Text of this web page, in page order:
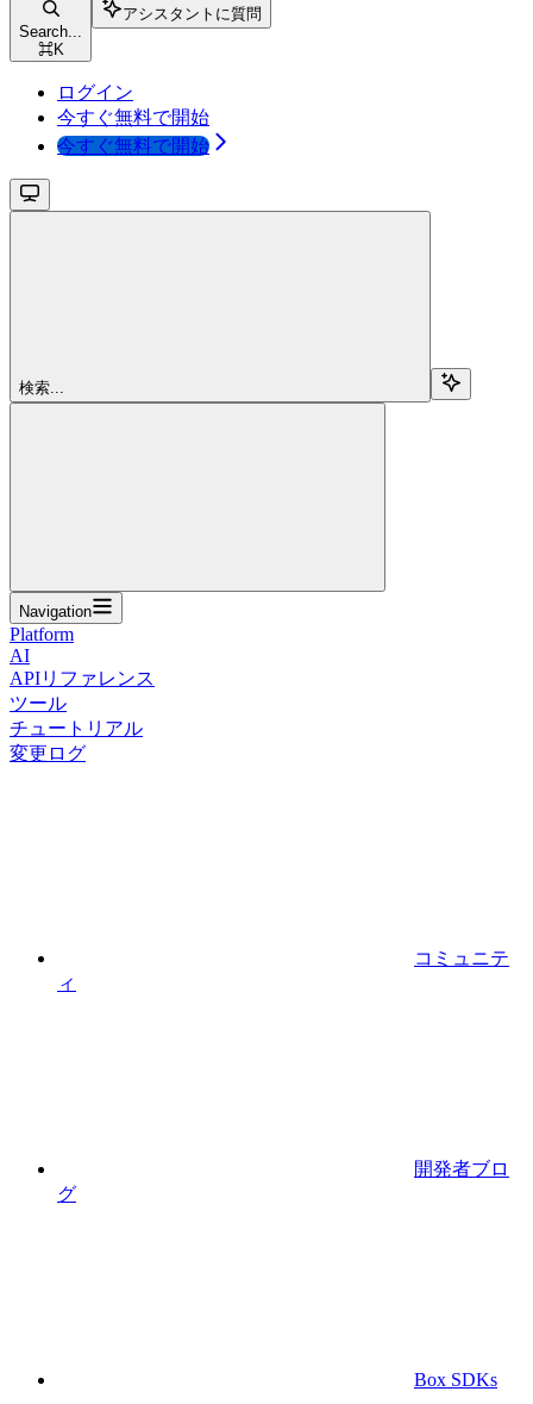
Search...
⌘K
アシスタントに質問
ログイン
今すぐ無料で開始
今すぐ無料で開始
検索...
Navigation
Platform
AI
APIリファレンス
ツール
チュートリアル
変更ログ
コミュニテ
ィ
開発者ブロ
グ
Box SDKs